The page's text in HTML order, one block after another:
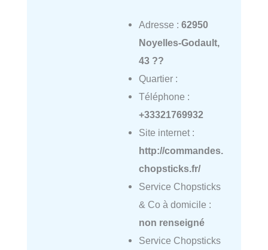
Adresse : 62950
Noyelles-Godault,
43 ??
Quartier :
Téléphone :
+33321769932
Site internet :
http://commandes.
chopsticks.fr/
Service Chopsticks
& Co à domicile :
non renseigné
Service Chopsticks